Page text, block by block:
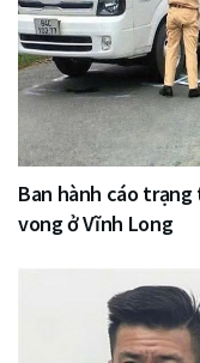
Ban hành cáo
vong ở Vĩnh Long